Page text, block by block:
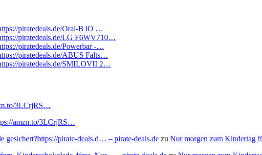
piratedeals.de/Oral-B iO …
piratedeals.de/LG F6WV710…
piratedeals.de/Powerbar -…
piratedeals.de/ABUS Falts…
piratedeals.de/SMILOVII 2…
3LCrjRS…
amzn.to/3LCrjRS…
gesichert?https://pirate-deals.d… – pirate-deals.de zu Nur morgen zum Kindertag